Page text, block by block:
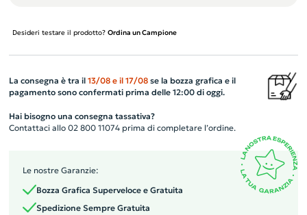
Desideri testare il prodotto? Ordina un Campione
La consegna è tra il 13/08 e il 17/08se la bozza grafica e il
pagamento sono confermati prima delle 12:00 di oggi.
Hai bisogno una consegna tassativa?
Contattaci allo 02 800 11074 prima di completare l’ordine.
Le nostre Garanzie:
Bozza Grafica Superveloce e Gratuita
Spedizione Sempre Gratuita